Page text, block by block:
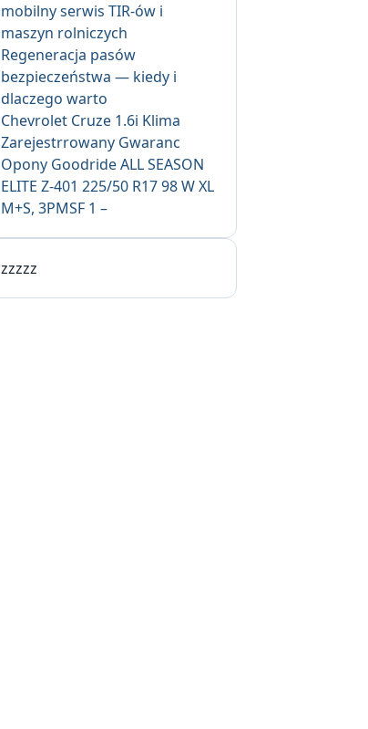
mobilny serwis TIR-ów i
maszyn rolniczych
Regeneracja pasów
bezpieczeństwa — kiedy i
dlaczego warto
Chevrolet Cruze 1.6i Klima
Zarejestrrowany Gwaranc
Opony Goodride ALL SEASON
ELITE Z-401 225/50 R17 98 W XL
M+S, 3PMSF 1 –
zzzzz